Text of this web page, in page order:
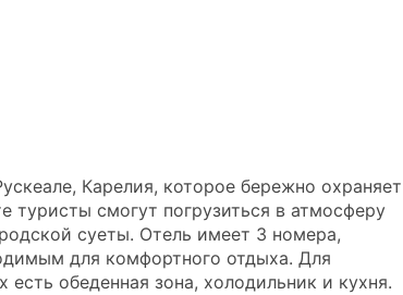
Карелия, которое бережно охраняет
смогут погрузиться в атмосферу
суеты. Отель имеет 3 номера,
для комфортного отдыха. Для
обеденная зона, холодильник и кухня.